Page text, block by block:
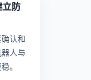
立防
认和
人与
。